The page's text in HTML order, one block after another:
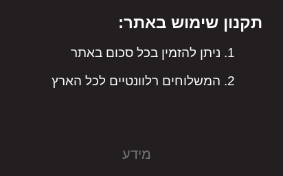
תקנון שימוש באתר:
ניתן להזמין בכל סכום באתר
המשלוחים רלוונטיים לכל הארץ
מידע